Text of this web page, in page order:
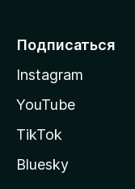
Подписаться
Instagram
YouTube
TikTok
Bluesky